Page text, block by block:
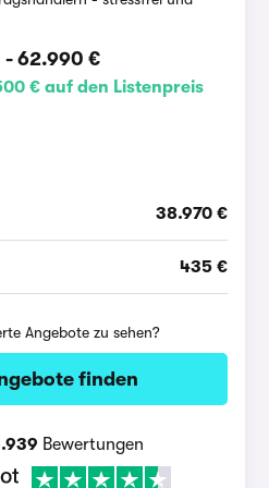
-62.990 €
€ auf den Listenpreis
38.970 €
435 €
Angebote zu sehen?
finden
Bewertungen